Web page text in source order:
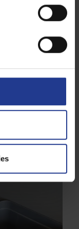
kan
meget
på